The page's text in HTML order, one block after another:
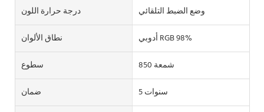
درجة حرارة اللون
وضع الضبط التلقائي
نطاق الألوان
أدوبي RGB 98%
سطوع
850 شمعة
ضمان
5 سنوات